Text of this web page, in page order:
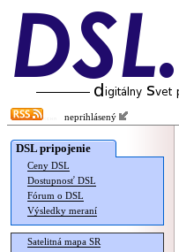
neprihlásený
DSL pripojenie
Ceny DSL
Dostupnosť DSL
Fórum o DSL
Výsledky meraní
Satelitná mapa SR